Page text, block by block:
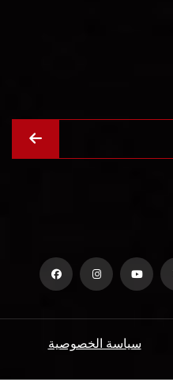
سياسة الخصوصية